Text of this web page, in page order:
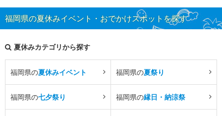
福岡県の夏休みイベント・おでかけスポットを探す
夏休みカテゴリから探す
福岡県の夏休みイベント 福岡県の夏祭り
福岡県の七夕祭り 福岡県の縁日・納涼祭